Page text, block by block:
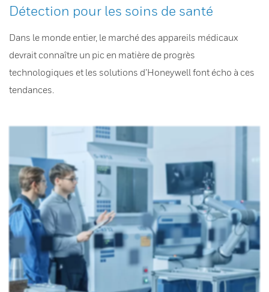
Détection pour les soins de santé
Dans le monde entier, le marché des appareils médicaux
devrait connaître un pic en matière de progrès
technologiques et les solutions d’Honeywell font écho à ces
tendances.